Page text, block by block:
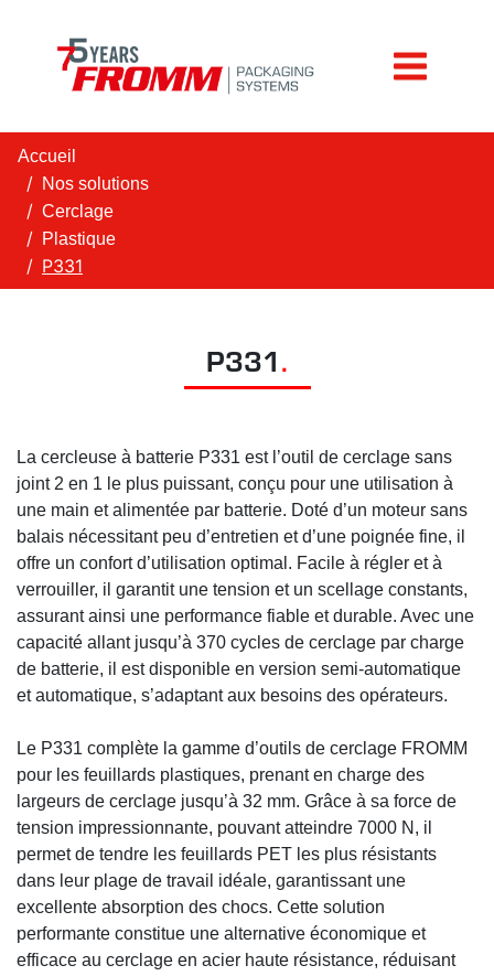
Accueil
Nos solutions
Cerclage
Plastique
P331
P331.
La cercleuse à batterie P331 est l’outil de cerclage sans
joint 2 en 1 le plus puissant, conçu pour une utilisation à
une main et alimentée par batterie. Doté d’un moteur sans
balais nécessitant peu d’entretien et d’une poignée fine, il
offre un confort d’utilisation optimal. Facile à régler et à
verrouiller, il garantit une tension et un scellage constants,
assurant ainsi une performance fiable et durable. Avec une
capacité allant jusqu’à 370 cycles de cerclage par charge
de batterie, il est disponible en version semi-automatique
et automatique, s’adaptant aux besoins des opérateurs.
Le P331 complète la gamme d’outils de cerclage FROMM
pour les feuillards plastiques, prenant en charge des
largeurs de cerclage jusqu’à 32 mm. Grâce à sa force de
tension impressionnante, pouvant atteindre 7000 N, il
permet de tendre les feuillards PET les plus résistants
dans leur plage de travail idéale, garantissant une
excellente absorption des chocs. Cette solution
performante constitue une alternative économique et
efficace au cerclage en acier haute résistance, réduisant